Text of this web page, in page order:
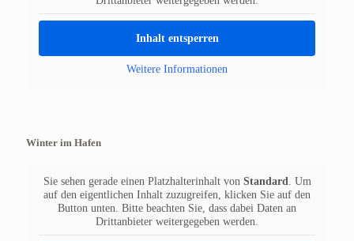
Inhalt entsperren
Weitere Informationen
Winter im Hafen
Sie sehen gerade einen Platzhalterinhalt von Standard. Um
auf den eigentlichen Inhalt zuzugreifen, klicken Sie auf den
Button unten. Bitte beachten Sie, dass dabei Daten an
Drittanbieter weitergegeben werden.